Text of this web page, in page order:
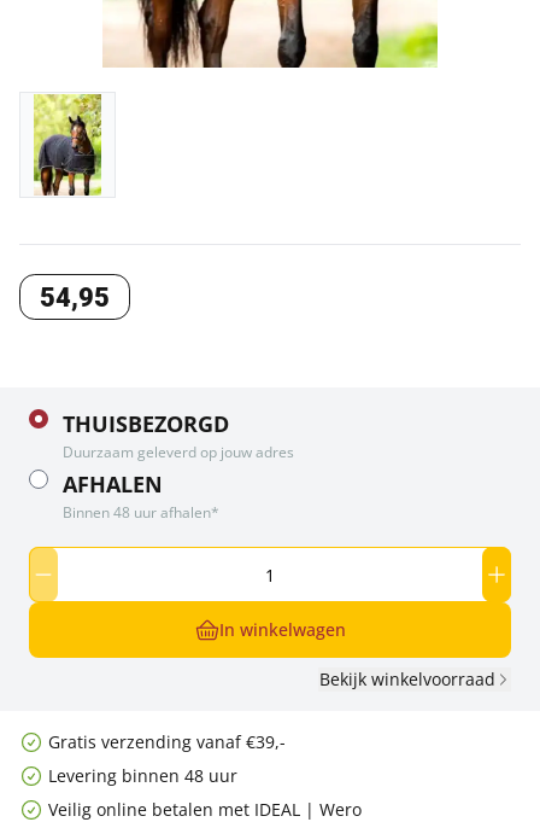
54,95
THUISBEZORGD
Duurzaam geleverd op jouw adres
AFHALEN
Binnen 48 uur afhalen*
In winkelwagen
Bekijk winkelvoorraad
Gratis verzending vanaf €39,-
Levering binnen 48 uur
Veilig online betalen met IDEAL | Wero